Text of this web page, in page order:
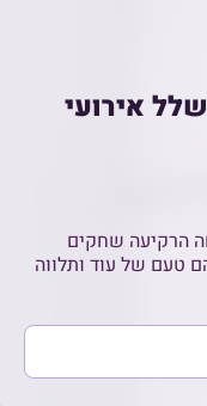
אירועי
הרקיעה שחקים
טעם של עוד ותלווה